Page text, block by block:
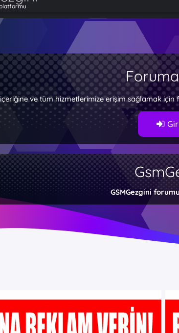
ve tüm hizmetlerimize erişim sağlamak için
GSMGezgini